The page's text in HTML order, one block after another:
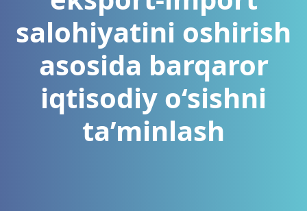
salohiyatini oshirish
asosida barqaror
iqtisodiy o‘sishni
ta’minlash